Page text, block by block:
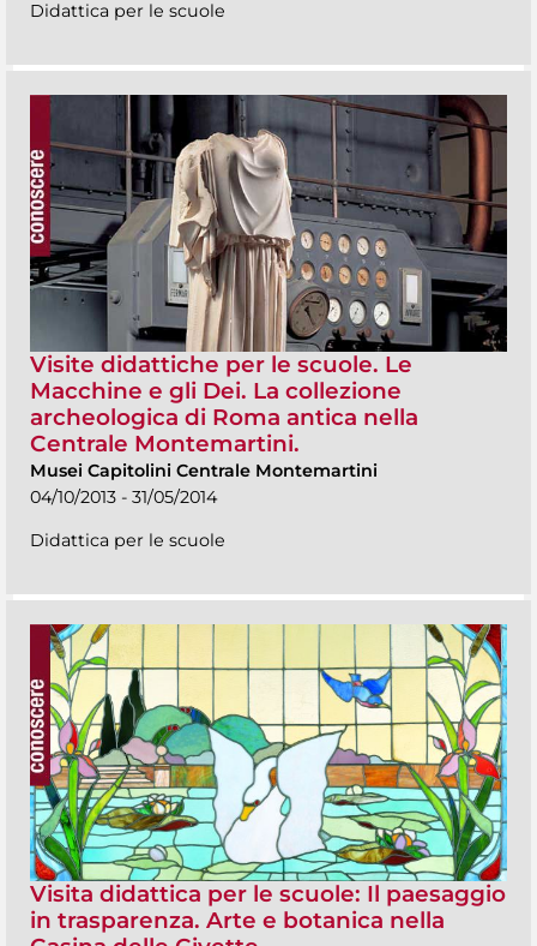
Didattica per le scuole
Visite didattiche per le scuole. Le
Macchine e gli Dei. La collezione
archeologica di Roma antica nella
Centrale Montemartini.
Musei Capitolini Centrale Montemartini
04/10/2013 - 31/05/2014
Didattica per le scuole
Visita didattica per le scuole: Il paesaggio
in trasparenza. Arte e botanica nella